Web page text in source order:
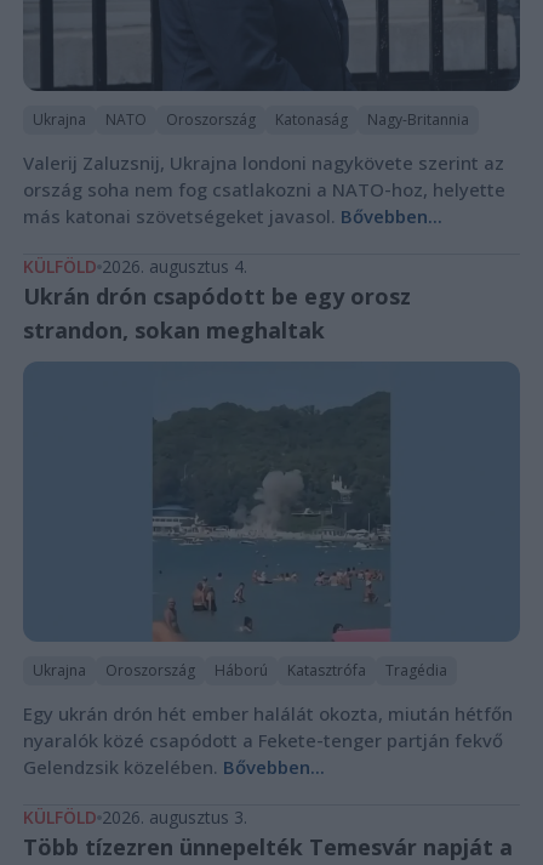
Ukrajna NATO Oroszország Katonaság Nagy-Britannia
Valerij Zaluzsnij, Ukrajna londoni nagykövete szerint az
ország soha nem fog csatlakozni a NATO-hoz, helyette
más katonai szövetségeket javasol. Bővebben...
KÜLFÖLD 2026. augusztus 4.
Ukrán drón csapódott be egy orosz
strandon, sokan meghaltak
Ukrajna Oroszország Háború Katasztrófa Tragédia
Egy ukrán drón hét ember halálát okozta, miután hétfőn
nyaralók közé csapódott a Fekete-tenger partján fekvő
Gelendzsik közelében. Bővebben...
KÜLFÖLD 2026. augusztus 3.
Több tízezren ünnepelték Temesvár napját a